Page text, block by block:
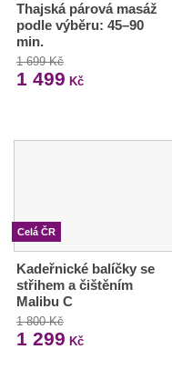
Thajská párová masáž
podle výběru: 45–90
min.
1 699 Kč
1 499 Kč
Celá ČR
Kadeřnické balíčky se
střihem a čištěním
Malibu C
1 800 Kč
1 299 Kč